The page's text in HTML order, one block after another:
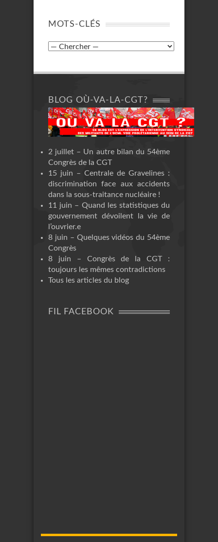
MOTS-CLÉS
BLOG OÙ-VA-LA-CGT?
2 juillet – Un autre bilan du 54ème
Congrès de la CGT
15 juin – Centrale de Gravelines :
discrimination face aux accidents
dans la sous-traitance nucléaire !
11 juin – Quand les statistiques du
gouvernement dévoilent la vie de
l’ouvrier.e
8 juin – Quelques vidéos du 54ème
Congrès
8 juin – Congrès de la CGT :
toujours les mêmes contradictions
Tous les articles du blog
FIL FACEBOOK